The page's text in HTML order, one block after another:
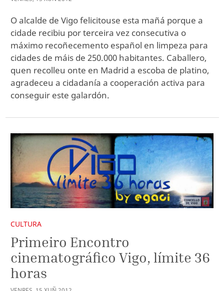
O alcalde de Vigo felicitouse esta mañá porque a
cidade recibiu por terceira vez consecutiva o
máximo recoñecemento español en limpeza para
cidades de máis de 250.000 habitantes. Caballero,
quen recolleu onte en Madrid a escoba de platino,
agradeceu a cidadanía a cooperación activa para
conseguir este galardón.
CULTURA
Primeiro Encontro
cinematográfico Vigo, límite 36
horas